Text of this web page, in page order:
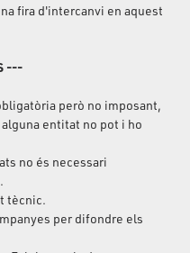
fira d'intercanvi en aquest
---
però no imposant,
entitat no pot i ho
no és necessari
tècnic.
per difondre els